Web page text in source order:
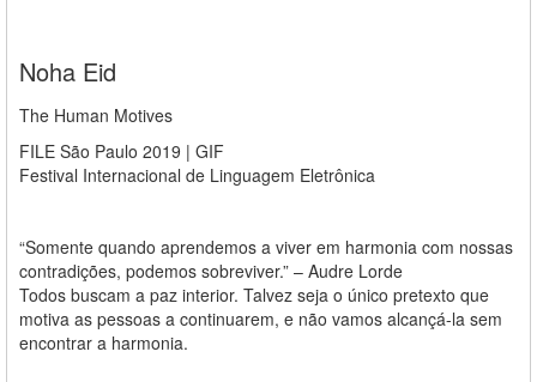
Noha Eid
The Human Motives
FILE São Paulo 2019 | GIF
Festival Internacional de Linguagem Eletrônica
“Somente quando aprendemos a viver em harmonia com nossas
contradições, podemos sobreviver.” – Audre Lorde
Todos buscam a paz interior. Talvez seja o único pretexto que
motiva as pessoas a continuarem, e não vamos alcançá-la sem
encontrar a harmonia.